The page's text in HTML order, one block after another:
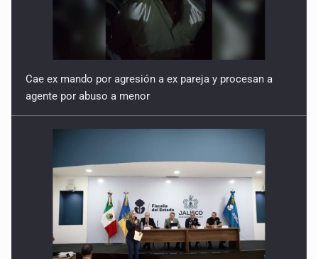
Cae ex mando por agresión a ex pareja y procesan a
agente por abuso a menor